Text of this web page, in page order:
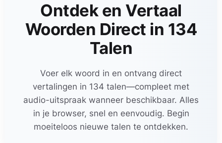
Ontdek en Vertaal
Woorden Direct in 134
Talen
Voer elk woord in en ontvang direct
vertalingen in 134 talen—compleet met
audio-uitspraak wanneer beschikbaar. Alles
in je browser, snel en eenvoudig. Begin
moeiteloos nieuwe talen te ontdekken.